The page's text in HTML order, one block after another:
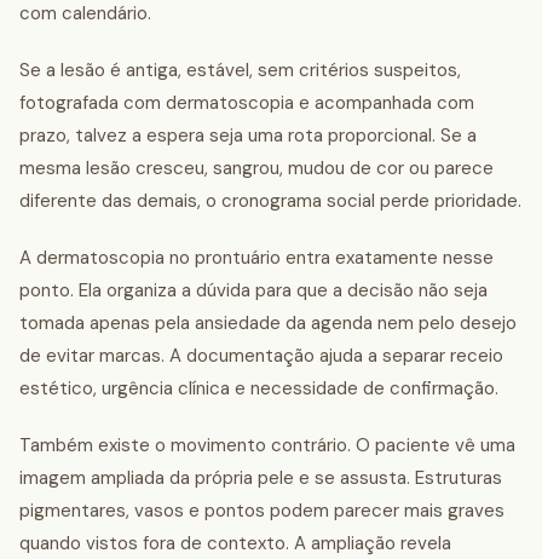
com calendário.
Se a lesão é antiga, estável, sem critérios suspeitos,
fotografada com dermatoscopia e acompanhada com
prazo, talvez a espera seja uma rota proporcional. Se a
mesma lesão cresceu, sangrou, mudou de cor ou parece
diferente das demais, o cronograma social perde prioridade.
A dermatoscopia no prontuário entra exatamente nesse
ponto. Ela organiza a dúvida para que a decisão não seja
tomada apenas pela ansiedade da agenda nem pelo desejo
de evitar marcas. A documentação ajuda a separar receio
estético, urgência clínica e necessidade de confirmação.
Também existe o movimento contrário. O paciente vê uma
imagem ampliada da própria pele e se assusta. Estruturas
pigmentares, vasos e pontos podem parecer mais graves
quando vistos fora de contexto. A ampliação revela